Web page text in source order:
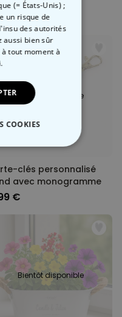
€
Bientôt disponible
clés personnalisé
avec monogramme
€
Bientôt disponible
(= États-Unis) ;
un risque de
des autorités
aussi bien sûr
tout momentà
COOKIES